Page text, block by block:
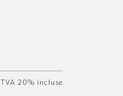
TVA 20% incluse